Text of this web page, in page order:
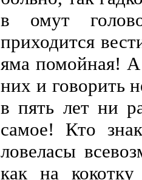
в омут
приходится
яма помойная!
них и говорить
в пять лет ни
самое! Кто
ловеласы
как на